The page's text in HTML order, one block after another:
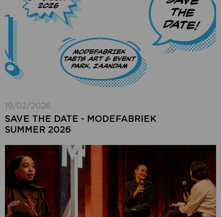
19/02/2026
SAVE THE DATE - MODEFABRIEK
SUMMER 2026